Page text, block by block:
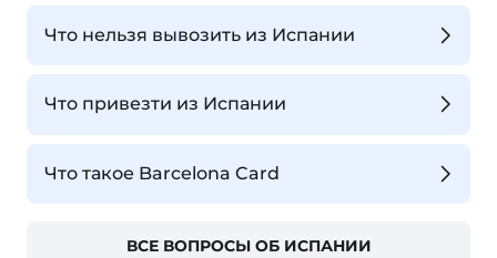
Что нельзя вывозить из Испании
Что привезти из Испании
Что такое Barcelona Card
ВСЕ ВОПРОСЫ ОБ ИСПАНИИ